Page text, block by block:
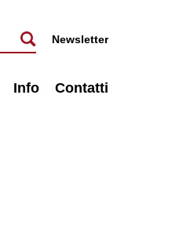
Newsletter
Info Contatti